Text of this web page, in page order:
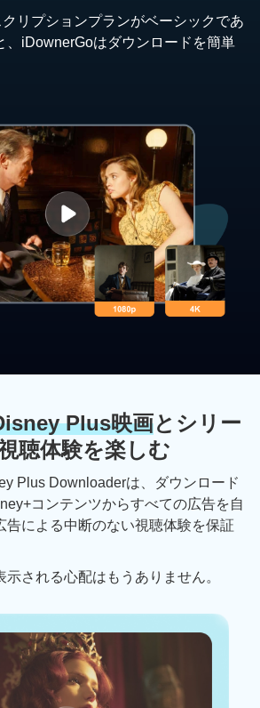
リプションプランがベーシックであ
、iDownerGoはダウンロードを簡単
Plus映画とシリー
聴体験を楽しむ
Plus Downloaderは、ダウンロード
コンテンツからすべての広告を自
告による中断のない視聴体験を保証
される心配はもうありません。